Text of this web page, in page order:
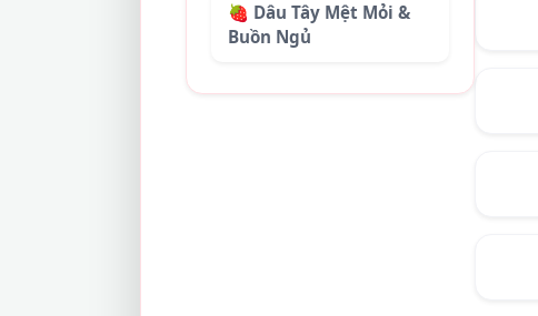
🍓 Dâu Tây Mệt Mỏi &
Buồn Ngủ